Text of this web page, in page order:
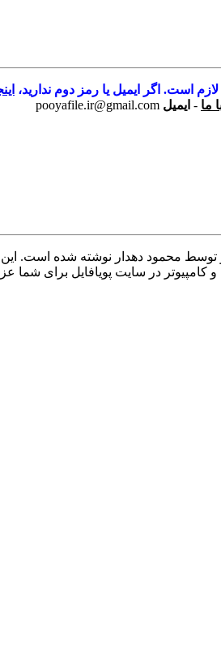
است. اگر ایمیل یا رمز دوم ندارید،
ما - ایمیل pooyafile.ir@gmail.com
و کامپیوتر در سایت پویافایل